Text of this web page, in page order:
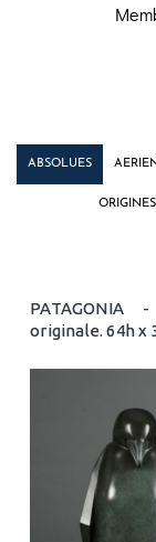
ABSOLUES
ORIGINES
originale. 64h x